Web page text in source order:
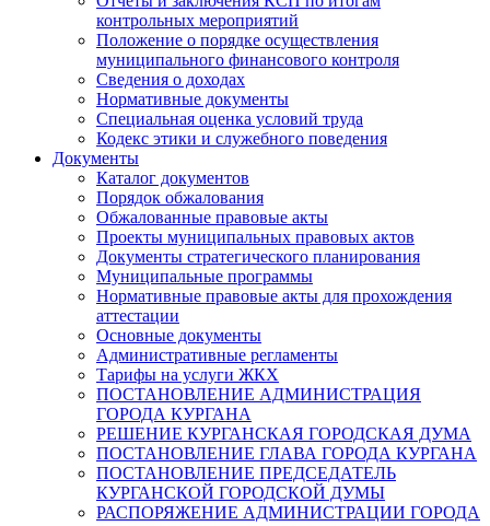
контрольных мероприятий
Положение о порядке осуществления
муниципального финансового контроля
Сведения о доходах
Нормативные документы
Специальная оценка условий труда
Кодекс этики и служебного поведения
Документы
Каталог документов
Порядок обжалования
Обжалованные правовые акты
Проекты муниципальных правовых актов
Документы стратегического планирования
Муниципальные программы
Нормативные правовые акты для прохождения
аттестации
Основные документы
Административные регламенты
Тарифы на услуги ЖКХ
ПОСТАНОВЛЕНИЕ АДМИНИСТРАЦИЯ
ГОРОДА КУРГАНА
РЕШЕНИЕ КУРГАНСКАЯ ГОРОДСКАЯ ДУМА
ПОСТАНОВЛЕНИЕ ГЛАВА ГОРОДА КУРГАНА
ПОСТАНОВЛЕНИЕ ПРЕДСЕДАТЕЛЬ
КУРГАНСКОЙ ГОРОДСКОЙ ДУМЫ
РАСПОРЯЖЕНИЕ АДМИНИСТРАЦИИ ГОРОДА